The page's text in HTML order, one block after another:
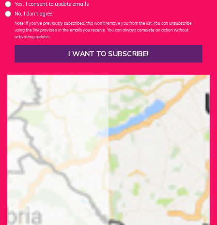
Yes, I consent to update emails
No, I don't agree
Note: If you've previously subscribed, this won't remove you from the list. You can unsubscribe
using the link provided in the emails you receive. You can always complete an action without
activating updates.